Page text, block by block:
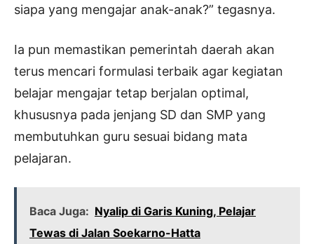
siapa yang mengajar anak-anak?” tegasnya.
Ia pun memastikan pemerintah daerah akan
terus mencari formulasi terbaik agar kegiatan
belajar mengajar tetap berjalan optimal,
khususnya pada jenjang SD dan SMP yang
membutuhkan guru sesuai bidang mata
pelajaran.
Baca Juga: Nyalip di Garis Kuning, Pelajar
Tewas di Jalan Soekarno-Hatta